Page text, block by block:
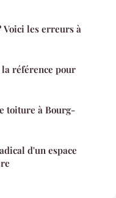
les erreurs à
référence pour
toiture à Bourg-
d'un espace